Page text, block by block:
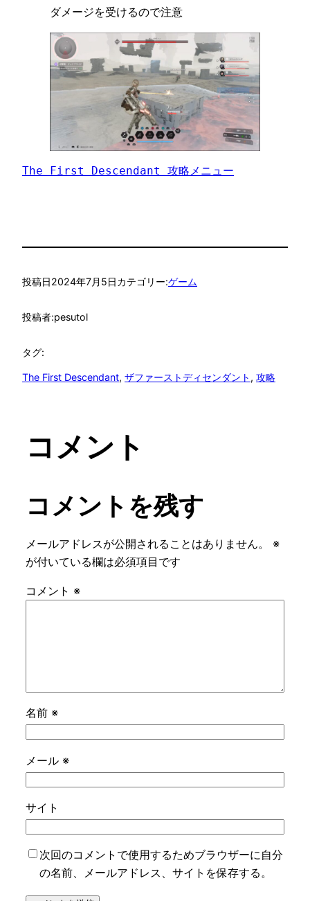
ダメージを受けるので注意
The First Descendant 攻略メニュー
投稿日2024年7月5日カテゴリー:ゲーム
投稿者:pesutol
タグ:
The First Descendant, ザファーストディセンダント , 攻略
コメント
コメントを残す
メールアドレスが公開されることはありません。
※
が付いている欄は必須項目です
コメント ※
名前 ※
メール ※
サイト
次回のコメントで使用するためブラウザーに自分
の名前、メールアドレス、サイトを保存する。